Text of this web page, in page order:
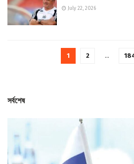
July 22, 2026
1 2 …
সর্বশেষ